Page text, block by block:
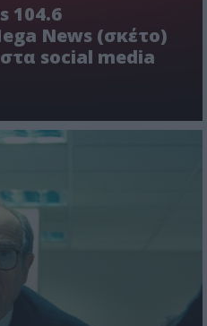
104.6
News (σκέτο)
social media